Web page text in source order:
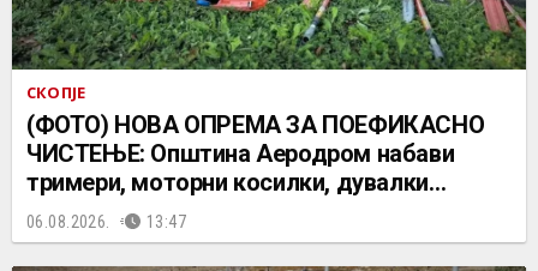
СКОПЈЕ
(ФОТО) НОВА ОПРЕМА ЗА ПОЕФИКАСНО
ЧИСТЕЊЕ: Општина Аеродром набави
тримери, моторни косилки, дувалки…
06.08.2026. 13:47